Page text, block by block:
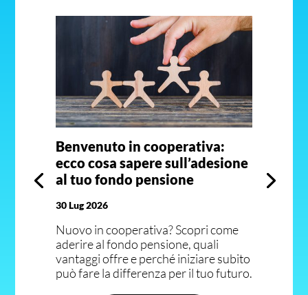
Benvenuto in cooperativa:
ecco cosa sapere sull’adesione
al tuo fondo pensione
30 Lug 2026
Nuovo in cooperativa? Scopri come
aderire al fondo pensione, quali
vantaggi offre e perché iniziare subito
può fare la differenza per il tuo futuro.